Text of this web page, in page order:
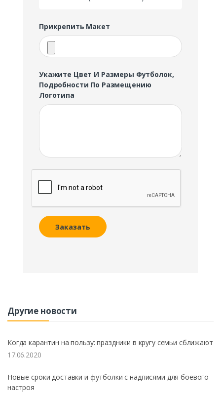
Прикрепить Макет
Укажите Цвет И Размеры Футболок,
Подробности По Размещению
Логотипа
Заказать
Другие новости
Когда карантин на пользу: праздники в кругу семьи сближают
17.06.2020
Новые сроки доставки и футболки с надписями для боевого
настроя